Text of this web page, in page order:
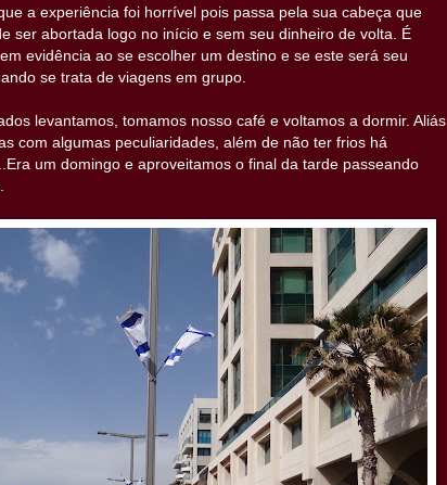
a experiência foi horrível pois passa pela sua cabeça que
ser abortada logo no início e sem seu dinheiro de volta. É
evidência ao se escolher um destino e se este será seu
se trata de viagens em grupo.
levantamos, tomamos nosso café e voltamos a dormir. Aliás
com algumas peculiaridades, além de não ter frios há
um domingo e aproveitamos o final da tarde passeando